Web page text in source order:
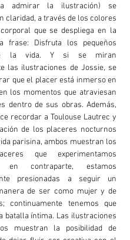
admirar la ilustración) se
claridad, a través de los colores
que se despliega en la
frase: Disfruta los pequeños
la vida. Y si se miran
las ilustraciones de Jossie, se
que el placer está inmerso en
los momentos que atraviesan
dentro de sus obras. Además,
recordar a Toulouse Lautrec y
de los placeres nocturnos
parisina, ambos muestran los
que experimentamos
en contraparte, estamos
presionadas a seguir un
de ser como mujer y de
continuamente tenemos que
batalla íntima. Las ilustraciones
muestran la posibilidad de